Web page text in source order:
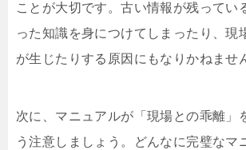
ことが大切です。古い情報が残ってい
った知識を身につけてしまったり、現
が生じたりする原因にもなりかねませ
次に、マニュアルが「現場との乖離」
う注意しましょう。どんなに完璧なマ